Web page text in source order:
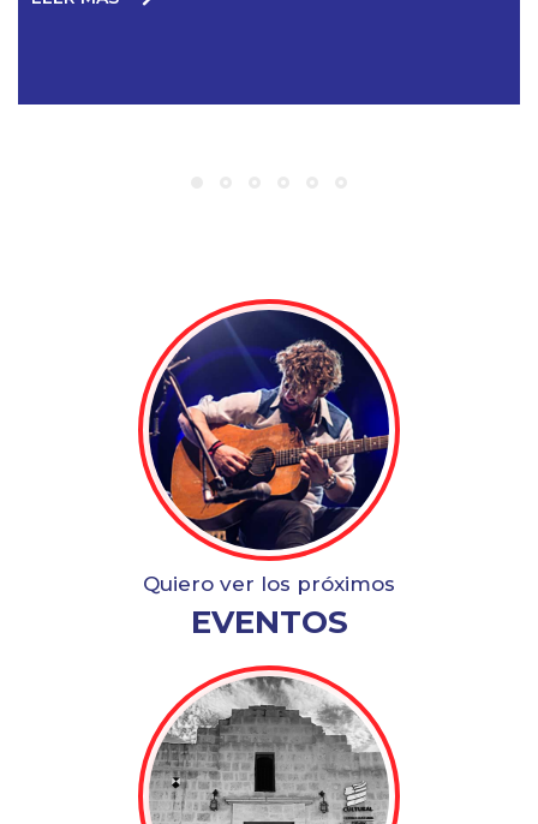
Quiero ver los próximos
EVENTOS